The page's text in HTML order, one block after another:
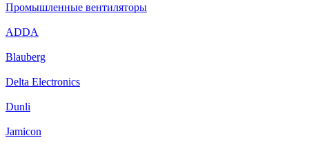
Промышленные вентиляторы
ADDA
Blauberg
Delta Electronics
Dunli
Jamicon